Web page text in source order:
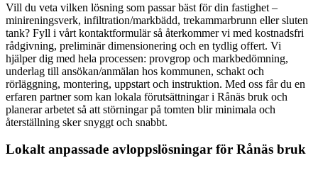
Vill du veta vilken lösning som passar bäst för din fastighet –
minireningsverk, infiltration/markbädd, trekammarbrunn eller sluten
tank? Fyll i vårt kontaktformulär så återkommer vi med kostnadsfri
rådgivning, preliminär dimensionering och en tydlig offert. Vi
hjälper dig med hela processen: provgrop och markbedömning,
underlag till ansökan/anmälan hos kommunen, schakt och
rörläggning, montering, uppstart och instruktion. Med oss får du en
erfaren partner som kan lokala förutsättningar i Rånäs bruk och
planerar arbetet så att störningar på tomten blir minimala och
återställning sker snyggt och snabbt.
Lokalt anpassade avloppslösningar för Rånäs bruk